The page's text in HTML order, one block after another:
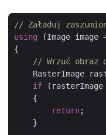
// Załaduj
using (Image image
{
// Wrzuć obraz
RasterImage
if (rasterImage
    {
return;
    }